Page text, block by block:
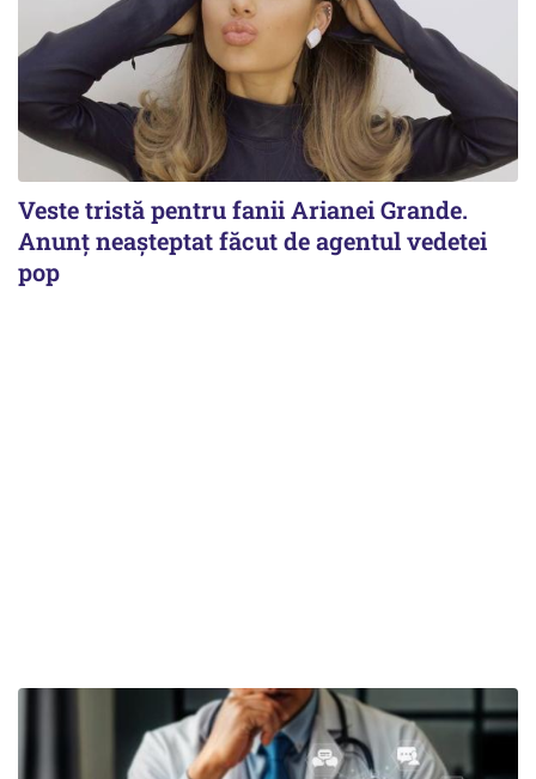
Veste tristă pentru fanii Arianei Grande.
Anunț neașteptat făcut de agentul vedetei
pop